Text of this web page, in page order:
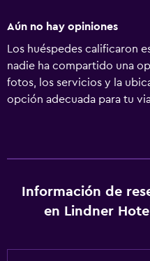
Aún no hay opiniones
Los huéspedes calificaron
nadie ha compartido una
fotos, los servicios y la
opción adecuada para tu
Información de
en Lindner